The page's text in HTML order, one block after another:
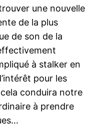
une nouvelle
de la plus
de son de la
à stalker en
pour les
conduira notre
à prendre